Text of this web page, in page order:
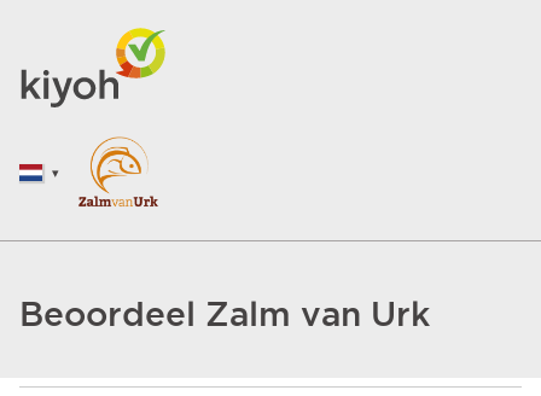
Beoordeel Zalm van Urk